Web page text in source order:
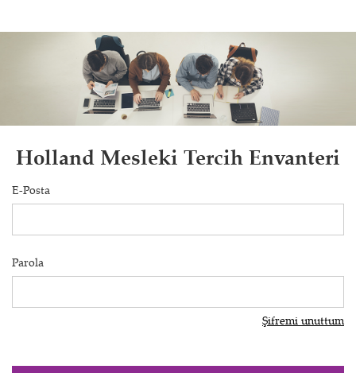
Holland Mesleki Tercih Envanteri
E-Posta
Parola
Şifremi unuttum